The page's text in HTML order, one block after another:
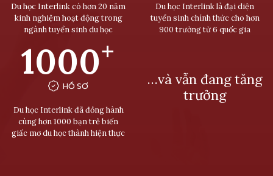
Du học Interlink có hơn 20 năm
kinh nghiệm hoạt động trong
ngành tuyển sinh du học
Du học Interlink là đại diện
tuyển sinh chính thức cho hơn
900 trường từ 6 quốc gia
1000+
HỒ SƠ
Du học Interlink đã đồng hành
cùng hơn 1000 bạn trẻ biến
giấc mơ du học thành hiện thực
…và vẫn đang tăng
trưởng